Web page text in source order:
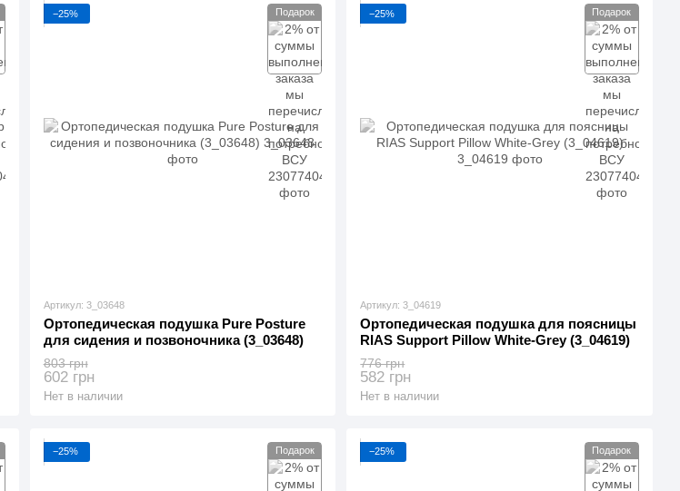
Подарок
−25%
Артикул: 3_03648
Ортопедическая подушка Pure Posture
для сидения и позвоночника (3_03648)
803 грн
602 грн
Нет в наличии
Подарок
−25%
Артикул: 3_04619
Ортопедическая подушка для поясницы
RIAS Support Pillow White-Grey (3_04619)
776 грн
582 грн
Нет в наличии
Подарок
−25% Подарок
−25%